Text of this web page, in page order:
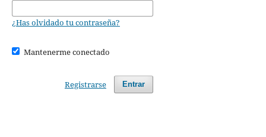
¿Has olvidado tu contraseña?
Mantenerme conectado
Entrar
Registrarse